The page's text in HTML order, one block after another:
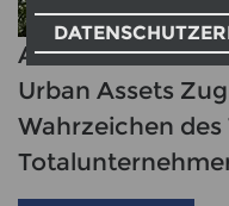
Als
Urban Assets
Wahrzeichen